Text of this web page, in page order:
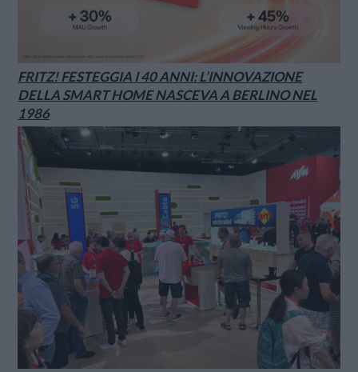
FRITZ! FESTEGGIA I 40 ANNI: L’INNOVAZIONE
DELLA SMART HOME NASCEVA A BERLINO NEL
1986